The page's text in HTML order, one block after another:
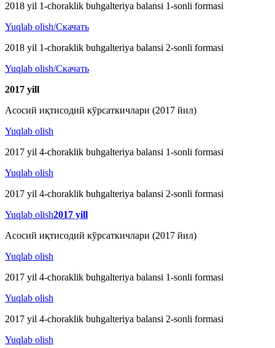
2018 yil 1-choraklik buhgalteriya balansi 1-sonli formasi
Yuqlab olish/Скачать
2018 yil 1-choraklik buhgalteriya balansi 2-sonli formasi
Yuqlab olish/Скачать
2017 yill
Асосий иқтисодий кўрсаткичлари (2017 йил)
Yuqlab olish
2017 yil 4-choraklik buhgalteriya balansi 1-sonli formasi
Yuqlab olish
2017 yil 4-choraklik buhgalteriya balansi 2-sonli formasi
Yuqlab olish2017 yill
Асосий иқтисодий кўрсаткичлари (2017 йил)
Yuqlab olish
2017 yil 4-choraklik buhgalteriya balansi 1-sonli formasi
Yuqlab olish
2017 yil 4-choraklik buhgalteriya balansi 2-sonli formasi
Yuqlab olish